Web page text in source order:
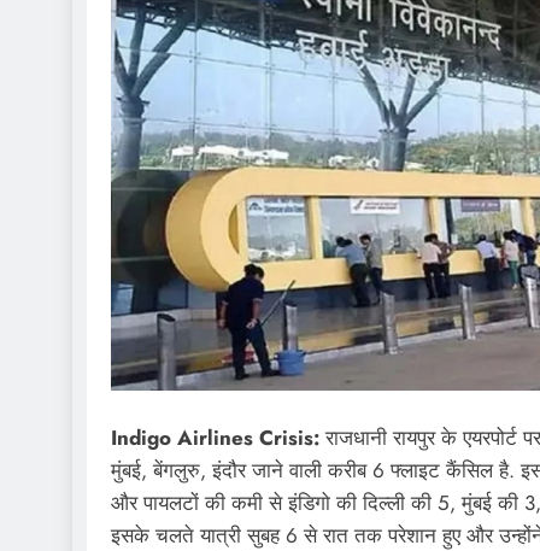
Indigo Airlines Crisis:राजधानी रायपुर के
मुंबई, बेंगलुरु, इंदौर जाने वाली करीब 6 फ्लाइट कैंसिल है.
और पायलटों की कमी से इंडिगो की दिल्ली की 5, मुंबई की
इसके चलते यात्री सुबह 6 से रात तक परेशान हुए और उन्होंने